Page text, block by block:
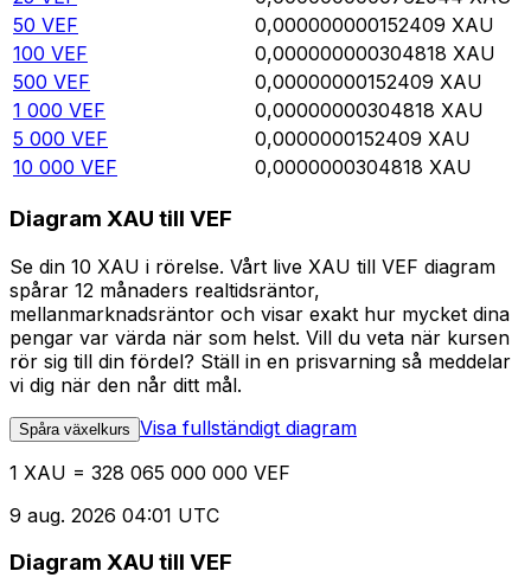
50 VEF 0,000000000152409 XAU
100 VEF 0,000000000304818 XAU
500 VEF 0,00000000152409 XAU
1 000 VEF 0,00000000304818 XAU
5 000 VEF 0,0000000152409 XAU
10 000 VEF 0,0000000304818 XAU
Diagram XAU till VEF
Se din 10 XAU i rörelse. Vårt live XAU till VEF diagram
spårar 12 månaders realtidsräntor,
mellanmarknadsräntor och visar exakt hur mycket dina
pengar var värda när som helst. Vill du veta när kursen
rör sig till din fördel? Ställ in en prisvarning så meddelar
vi dig när den når ditt mål.
Spåra växelkurs Visa fullständigt diagram
1 XAU = 328 065 000 000 VEF
9 aug. 2026 04:01 UTC
Diagram XAU till VEF